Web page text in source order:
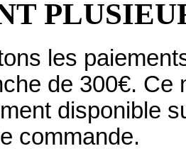
les
de 300€. Ce
disponible
commande.